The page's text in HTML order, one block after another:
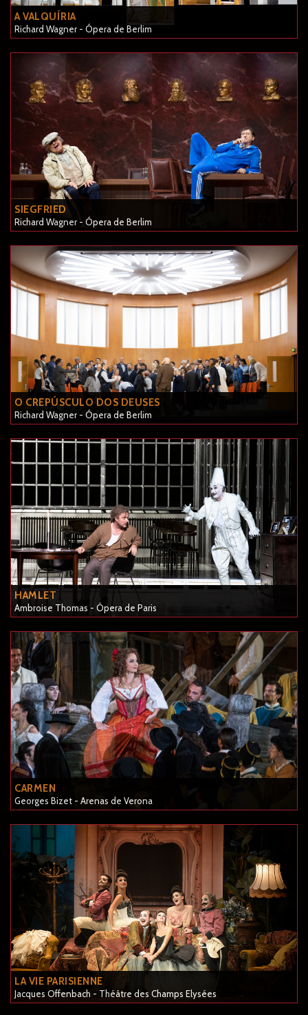
A VALQUÍRIA
Richard Wagner - Ópera de Berlim
SIEGFRIED
Richard Wagner - Ópera de Berlim
O CREPÚSCULO DOS DEUSES
Richard Wagner - Ópera de Berlim
HAMLET
Ambroise Thomas - Ópera de Paris
CARMEN
Georges Bizet - Arenas de Verona
LA VIE PARISIENNE
Jacques Offenbach - Théâtre des Champs Elysées